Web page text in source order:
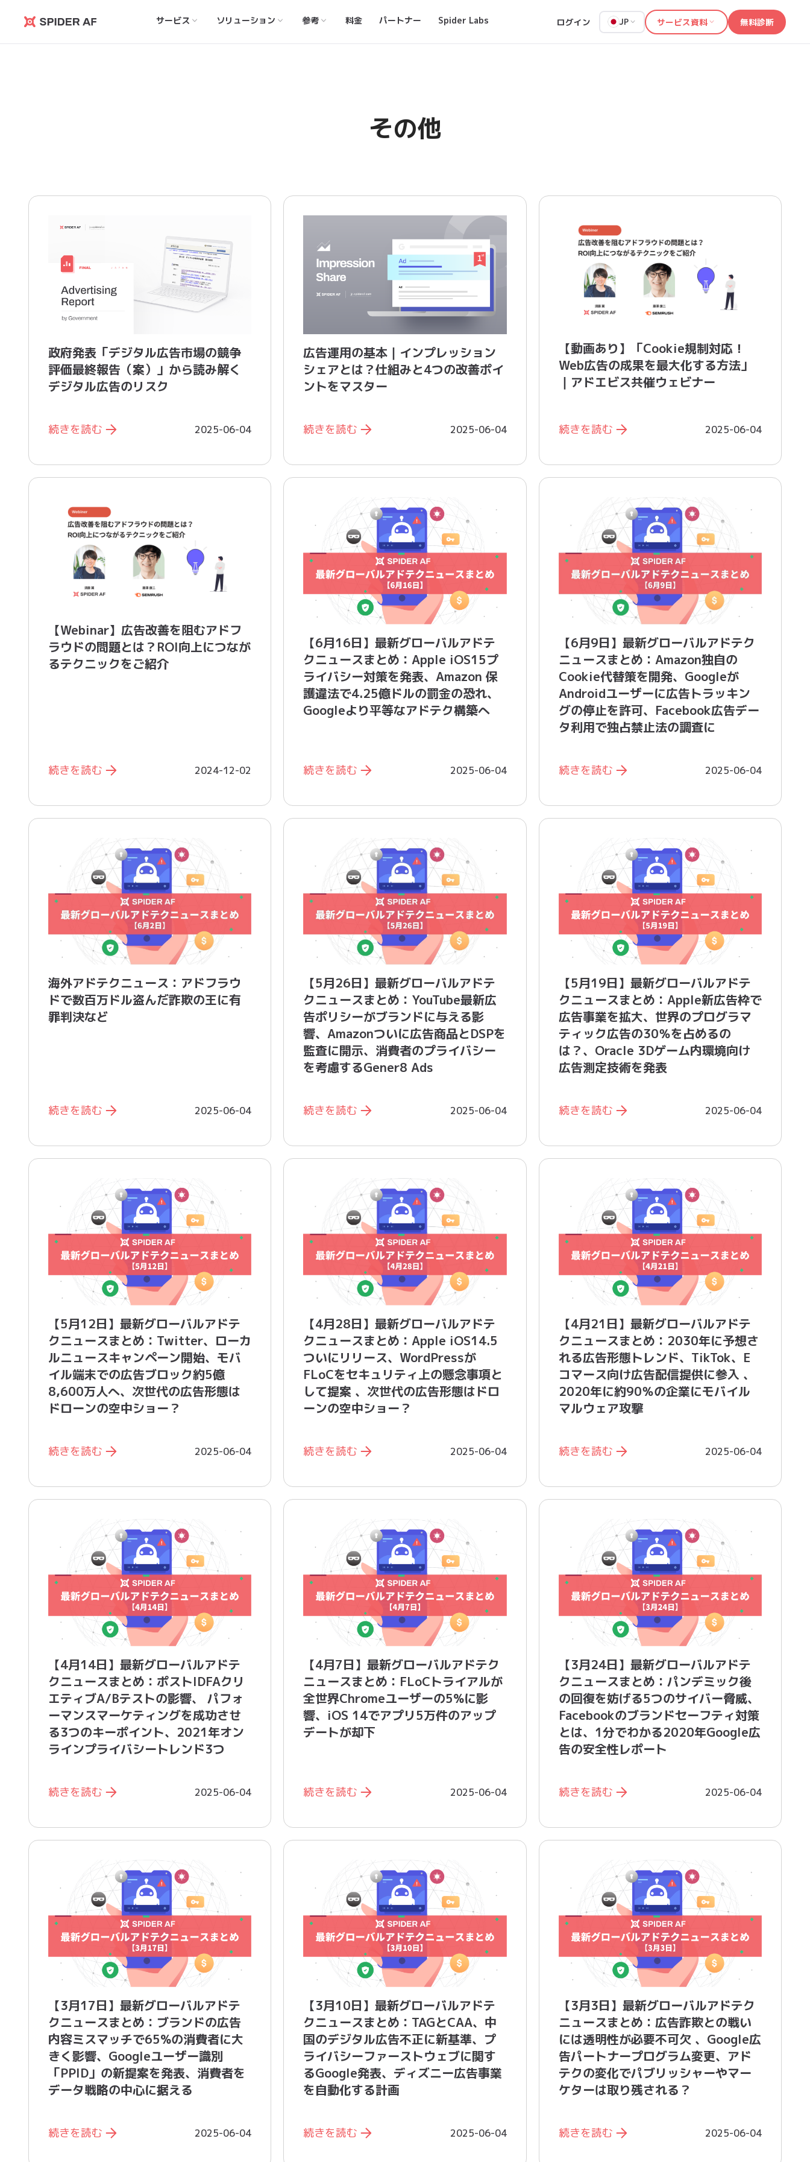
Spider
サービス ソリューション 参考 料金 パートナー Spider Labs ログイン JP サービス資料 無料診断
その他
政府発表「デジタル広告市場の競争
評価最終報告（案）」から読み解く
デジタル広告のリスク
続きを読む 2025-06-04
広告運用の基本｜インプレッション
シェアとは？仕組みと4つの改善ポイ
ントをマスター
続きを読む 2025-06-04
【動画あり】「Cookie規制対応！
Web広告の成果を最大化する方法」
｜アドエビス共催ウェビナー
続きを読む 2025-06-04
【Webinar】広告改善を阻むアドフ
ラウドの問題とは？ROI向上につなが
るテクニックをご紹介
続きを読む 2024-12-02
【6月16日】最新グローバルアドテ
クニュースまとめ：Apple iOS15プ
ライバシー対策を発表、Amazon 保
護違法で4.25億ドルの罰金の恐れ、
Googleより平等なアドテク構築へ
続きを読む 2025-06-04
【6月9日】最新グローバルアドテク
ニュースまとめ：Amazon独自の
Cookie代替策を開発、Googleが
Androidユーザーに広告トラッキン
グの停止を許可、Facebook広告デー
タ利用で独占禁止法の調査に
続きを読む 2025-06-04
海外アドテクニュース：アドフラウ
ドで数百万ドル盗んだ詐欺の王に有
罪判決など
続きを読む 2025-06-04
【5月26日】最新グローバルアドテ
クニュースまとめ：YouTube最新広
告ポリシーがブランドに与える影
響、Amazonついに広告商品とDSPを
監査に開示、消費者のプライバシー
を考慮するGener8 Ads
続きを読む 2025-06-04
【5月19日】最新グローバルアドテ
クニュースまとめ：Apple新広告枠で
広告事業を拡大、世界のプログラマ
ティック広告の30％を占めるの
は？、Oracle 3Dゲーム内環境向け
広告測定技術を発表
続きを読む 2025-06-04
【5月12日】最新グローバルアドテ
クニュースまとめ：Twitter、ローカ
ルニュースキャンペーン開始、モバ
イル端末での広告ブロック約5億
8,600万人へ 、次世代の広告形態は
ドローンの空中ショー？
続きを読む 2025-06-04
【4月28日】最新グローバルアドテ
クニュースまとめ：Apple iOS14.5
ついにリリース、WordPressが
FLoCをセキュリティ上の懸念事項と
して提案 、次世代の広告形態はドロ
ーンの空中ショー？
続きを読む 2025-06-04
【4月21日】最新グローバルアドテ
クニュースまとめ：2030年に予想さ
れる広告形態トレンド、TikTok、E
コマース向け広告配信提供に参入 、
2020年に約90％の企業にモバイル
マルウェア攻撃
続きを読む 2025-06-04
【4月14日】最新グローバルアドテ
クニュースまとめ：ポストIDFAクリ
エティブA/Bテストの影響、 パフォ
ーマンスマーケティングを成功させ
る3つのキーポイント、2021年オン
ラインプライバシートレンド3つ
続きを読む 2025-06-04
【4月7日】最新グローバルアドテク
ニュースまとめ：FLoCトライアルが
全世界Chromeユーザーの5%に影
響、iOS 14でアプリ5万件のアップ
デートが却下
続きを読む 2025-06-04
【3月24日】最新グローバルアドテ
クニュースまとめ：パンデミック後
の回復を妨げる5つのサイバー脅威、
Facebookのブランドセーフティ対策
とは 、1分でわかる2020年Google広
告の安全性レポート
続きを読む 2025-06-04
【3月17日】最新グローバルアドテ
クニュースまとめ：ブランドの広告
内容ミスマッチで65%の消費者に大
きく影響、Googleユーザー識別
「PPID」の新提案を発表、消費者を
データ戦略の中心に据える
続きを読む 2025-06-04
【3月10日】最新グローバルアドテ
クニュースまとめ：TAGとCAA、中
国のデジタル広告不正に新基準、プ
ライバシーファーストウェブに関す
るGoogle発表、 ディズニー広告事業
を自動化する計画
続きを読む 2025-06-04
【3月3日】最新グローバルアドテク
ニュースまとめ：広告詐欺との戦い
には透明性が必要不可欠 、Google広
告パートナープログラム変更、アド
テクの変化でパブリッシャーやマー
ケターは取り残される？
続きを読む 2025-06-04